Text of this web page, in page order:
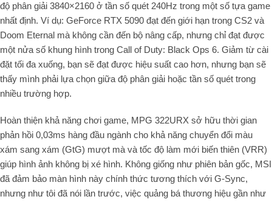
độ phân giải 3840×2160 ở tần số quét 240Hz trong một số tựa game
nhất định. Ví dụ: GeForce RTX 5090 đạt đến giới hạn trong CS2 và
Doom Eternal mà không cần đến bộ nâng cấp, nhưng chỉ đạt được
một nửa số khung hình trong Call of Duty: Black Ops 6. Giảm từ cài
đặt tối đa xuống, bạn sẽ đạt được hiệu suất cao hơn, nhưng bạn sẽ
thấy mình phải lựa chọn giữa độ phân giải hoặc tần số quét trong
nhiều trường hợp.
Hoàn thiện khả năng chơi game, MPG 322URX sở hữu thời gian
phản hồi 0,03ms hàng đầu ngành cho khả năng chuyển đổi màu
xám sang xám (GtG) mượt mà và tốc độ làm mới biến thiên (VRR)
giúp hình ảnh không bị xé hình. Không giống như phiên bản gốc, MSI
đã đảm bảo màn hình này chính thức tương thích với G-Sync,
nhưng như tôi đã nói lần trước, việc quảng bá thương hiệu gần như